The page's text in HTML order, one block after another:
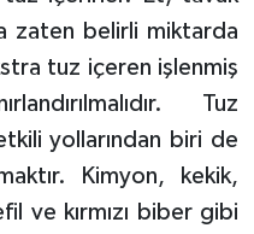
zaten belirli miktarda
tuz içeren işlenmiş
Tuz
etkili yollarından biri de
Kimyon, kekik,
ve kırmızı biber gibi